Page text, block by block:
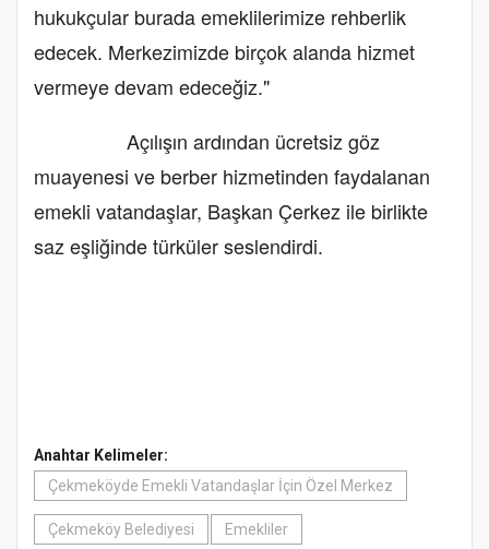
hukukçular burada emeklilerimize rehberlik
edecek. Merkezimizde birçok alanda hizmet
vermeye devam edeceğiz."
Açılışın ardından ücretsiz göz
muayenesi ve berber hizmetinden faydalanan
emekli vatandaşlar, Başkan Çerkez ile birlikte
saz eşliğinde türküler seslendirdi.
Anahtar Kelimeler:
Çekmeköyde Emekli Vatandaşlar İçin Özel Merkez
Çekmeköy Belediyesi Emekliler